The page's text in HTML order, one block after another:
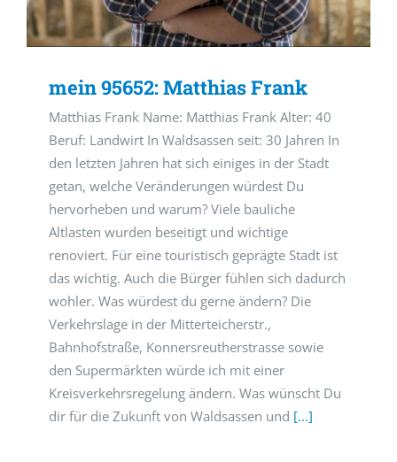
mein 95652: Matthias Frank
Matthias Frank Name: Matthias Frank Alter: 40
Beruf: Landwirt In Waldsassen seit: 30 Jahren In
den letzten Jahren hat sich einiges in der Stadt
getan, welche Veränderungen würdest Du
hervorheben und warum? Viele bauliche
Altlasten wurden beseitigt und wichtige
renoviert. Für eine touristisch geprägte Stadt ist
das wichtig. Auch die Bürger fühlen sich dadurch
wohler. Was würdest du gerne ändern? Die
Verkehrslage in der Mitterteicherstr.,
Bahnhofstraße, Konnersreutherstrasse sowie
den Supermärkten würde ich mit einer
Kreisverkehrsregelung ändern. Was wünscht Du
dir für die Zukunft von Waldsassen und [...]